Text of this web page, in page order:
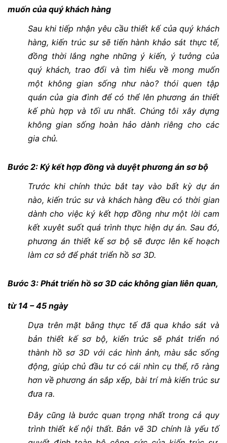
muốn của quý khách hàng
Sau khi tiếp nhận yêu cầu thiết kế của quý khách
hàng, kiến trúc sư sẽ tiến hành khảo sát thực tế,
đồng thời lắng nghe những ý kiến, ý tưởng của
quý khách, trao đổi và tìm hiểu về mong muốn
một không gian sống như nào? thói quen tập
quán của gia đình để có thể lên phương án thiết
kế phù hợp và tối ưu nhất. Chúng tôi xây dựng
không gian sống hoàn hảo dành riêng cho các
gia chủ.
Bước 2: Ký kết hợp đồng và duyệt phương án sơ bộ
Trước khi chính thức bắt tay vào bất kỳ dự án
nào, kiến trúc sư và khách hàng đều có thời gian
dành cho việc ký kết hợp đồng như một lời cam
kết xuyêt suốt quá trình thực hiện dự án. Sau đó,
phương án thiết kế sơ bộ sẽ được lên kế hoạch
làm cơ sở để phát triển hồ sơ 3D.
Bước 3: Phát triển hồ sơ 3D các không gian liên quan,
từ 14 – 45 ngày
Dựa trên mặt bằng thực tế đã qua khảo sát và
bản thiết kế sơ bộ, kiến trúc sẽ phát triển nó
thành hồ sơ 3D với các hình ảnh, màu sắc sống
động, giúp chủ đầu tư có cái nhìn cụ thể, rõ ràng
hơn về phương án sắp xếp, bài trí mà kiến trúc sư
đưa ra.
Đây cũng là bước quan trọng nhất trong cả quy
trình thiết kế nội thất. Bản vẽ 3D chính là yếu tố